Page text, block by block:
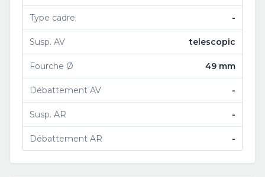
Type cadre -
Susp. AV telescopic
Fourche Ø 49 mm
Débattement AV -
Susp. AR -
Débattement AR -